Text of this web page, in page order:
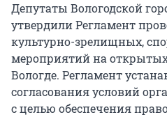
Депутаты Вологодской
утвердили Регламент
культурно-зрелищных,
мероприятий на
Вологде. Регламент
согласования условий
с целью обеспечения